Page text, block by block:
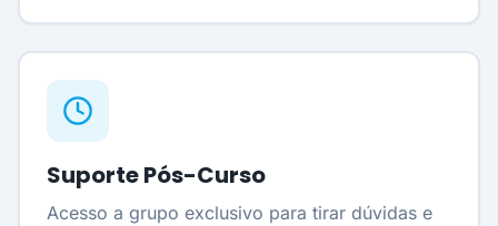
Suporte Pós-Curso
Acesso a grupo exclusivo para tirar dúvidas e